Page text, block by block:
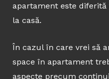
apartament este
la casă.
În cazul în care vrei să
space în apartament
aspecte precum